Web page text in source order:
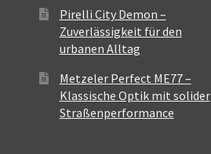
Pirelli City Demon –
Zuverlässigkeit für den
urbanen Alltag
Metzeler Perfect ME77 –
Klassische Optik mit solider
Straßenperformance